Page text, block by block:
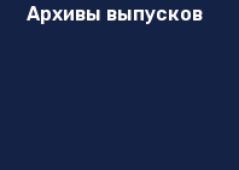
Архивы выпусков